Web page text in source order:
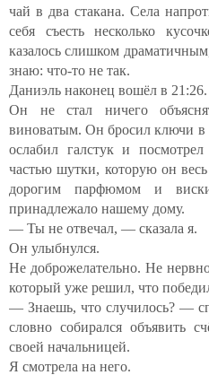
чай в два стакана. Села
себя съесть несколько
казалось слишком
знаю: что-то не так.
Даниэль наконец вошёл в 21:26.
Он не стал ничего
виноватым. Он бросил ключи в
ослабил галстук и
частью шутки, которую он
дорогим парфюмом и
принадлежало нашему дому.
— Ты не отвечал, — сказала я.
Он улыбнулся.
Не доброжелательно. Не
который уже решил, что
— Знаешь, что случилось? —
словно собирался объявить
своей начальницей.
Я смотрела на него.